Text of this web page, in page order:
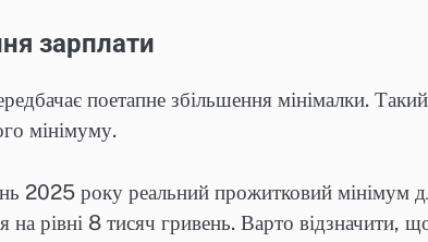
зарплати
поетапне збільшення мінімалки.
мінімуму.
2025 року реальний прожитковий мінімум
на рівні 8 тисяч гривень. Варто